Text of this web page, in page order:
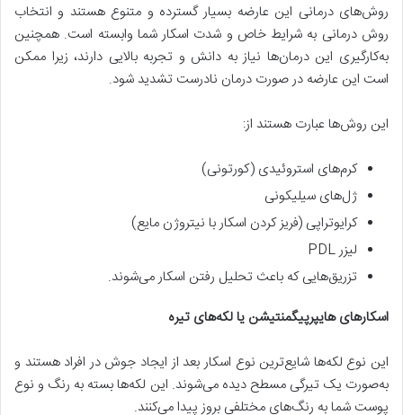
روش‌های درمانی این عارضه بسیار گسترده و متنوع هستند و انتخاب
روش درمانی به شرایط خاص و شدت اسکار شما وابسته است. همچنین
به‌کارگیری این درمان‌ها نیاز به دانش و تجربه بالایی دارند، زیرا ممکن
است این عارضه در صورت درمان نادرست تشدید شود.
این روش‌ها عبارت هستند از:
کرم‌های استروئیدی (کورتونی)
ژل‌های سیلیکونی
کرایوتراپی (فریز کردن اسکار با نیتروژن مایع)
لیزر PDL
تزریق‌هایی که باعث تحلیل رفتن اسکار می‌شوند.
اسکارهای هایپرپیگمنتیشن یا لکه‌های تیره
این نوع لکه‌ها شایع‌ترین نوع اسکار بعد از ایجاد جوش در افراد هستند و
به‌صورت یک تیرگی مسطح دیده می‌شوند. این لکه‌ها بسته به رنگ و نوع
پوست شما به رنگ‌های مختلفی بروز پیدا می‌کنند.